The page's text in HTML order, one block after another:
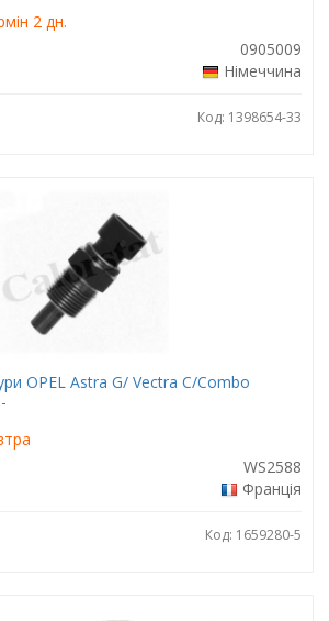
2 дн.
0905009
Німеччина
Код: 1398654-33
OPEL Astra G/ Vectra C/Combo
WS2588
Франція
Код: 1659280-5